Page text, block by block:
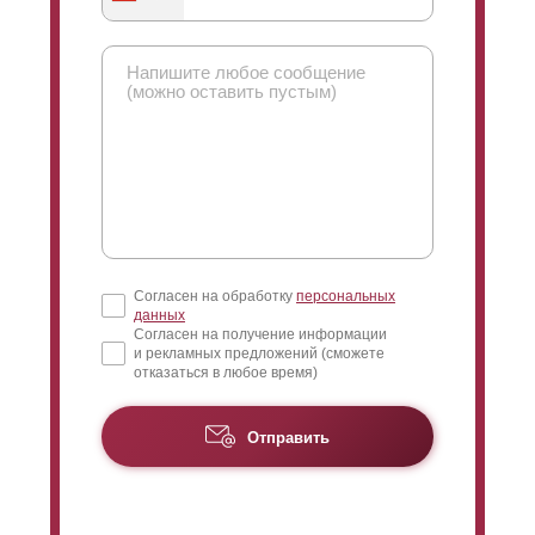
вами. Ответим на возникающие вопросы. Разрешим
монтажа, если они возникнут.
Согласен на обработку персональных
данных
Согласен на получение информации
и рекламных предложений (сможете
отказаться в любое время)
Отправить